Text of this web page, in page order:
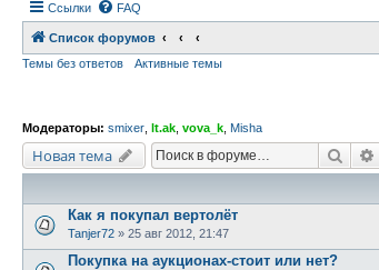
Ссылки FAQ
Список форумов
Темы без ответов
Активные темы
Модераторы: smixer lt.ak vova_k Misha
Новая тема Поиск
Как я покупал вертолёт
Tanjer72 » 25 авг 2012, 21:47
Покупка на аукционах-стоит или нет?